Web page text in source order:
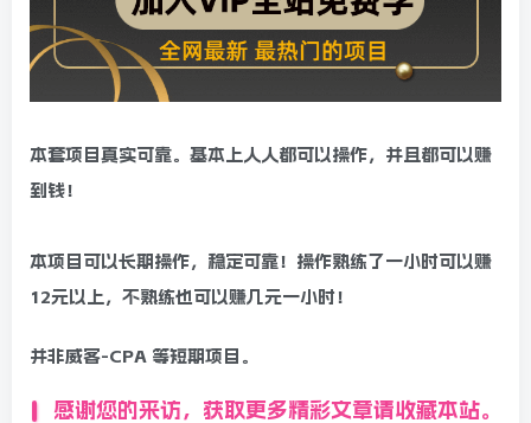
本套项目真实可靠。基本上人人都可以操作，并且都可以赚
到钱！
本项目可以长期操作，稳定可靠！操作熟练了一小时可以赚
12元以上，不熟练也可以赚几元一小时！
并非威客-CPA 等短期项目。
感谢您的来访，获取更多精彩文章请收藏本站。